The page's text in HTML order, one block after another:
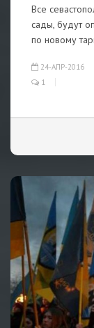
Все
сады, будут
по новому
24-АПР-2016
1